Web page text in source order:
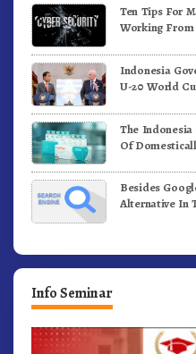
Ten Tips For
Working
Indonesia
U-20 World
The Indonesia
Of
Besides
Alternative In
Info Seminar